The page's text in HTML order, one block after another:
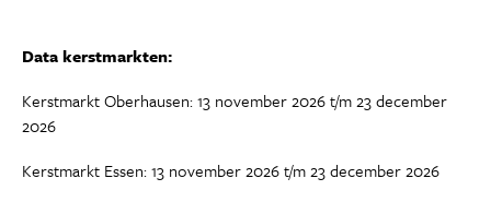
Data kerstmarkten:
Kerstmarkt Oberhausen: 13 november 2026 t/m 23 december
2026
Kerstmarkt Essen: 13 november 2026 t/m 23 december 2026